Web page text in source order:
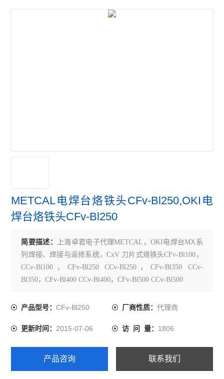
METCAL电焊台烙铁头CFv-Bl250,OKI电
焊台烙铁头CFv-Bl250
简要描述：
上海卓君电子代理METCAL，OKI电焊台MX系
列焊接、焊接与返修系统，CxV 刀片式烙铁头CFv-Bl100，
CCv-Bl100，CFv-Bl250 CCv-Bl250，CFv-Bl350 CCv-
Bl350，CFv-Bl400 CCv-Bl400，CFv-Bl500 CCv-Bl500
瓷，用于高热能需求应用。
产品型号：CFv-Bl250 厂商性质： 代理商
更新时间：2015-07-06 访 问 量： 1806
产品咨询 联系我们